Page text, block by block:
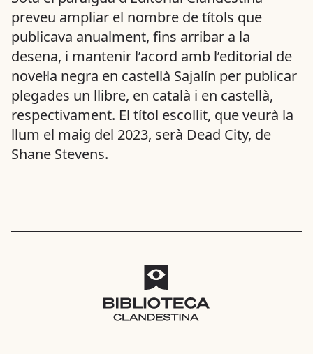
preveu ampliar el nombre de títols que
publicava anualment, fins arribar a la
desena, i mantenir l’acord amb l’editorial de
novel·la negra en castellà Sajalín per publicar
plegades un llibre, en català i en castellà,
respectivament. El títol escollit, que veurà la
llum el maig del 2023, serà Dead City, de
Shane Stevens.